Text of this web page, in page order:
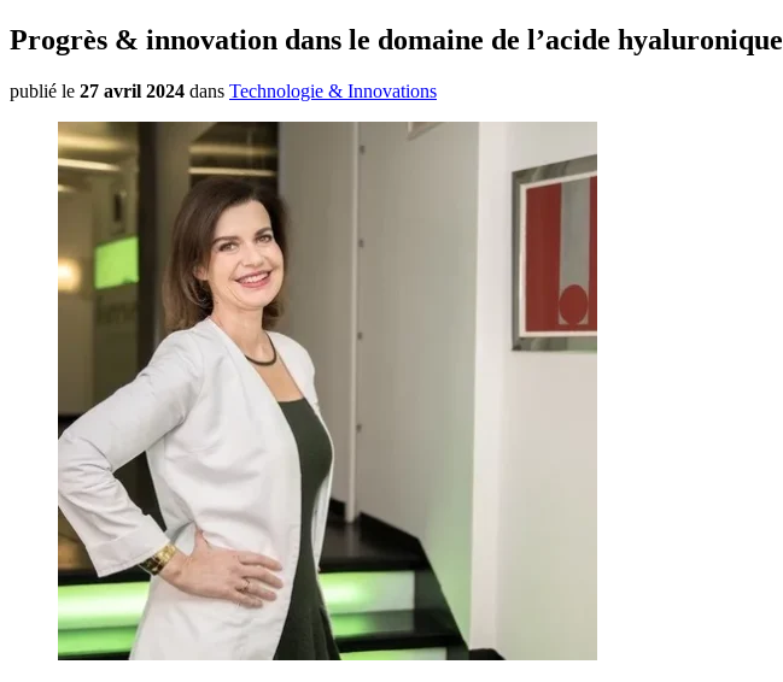
Progrès & innovation dans le domaine de l’acide hyaluronique
publié le 27 avril 2024 dans Technologie & Innovations